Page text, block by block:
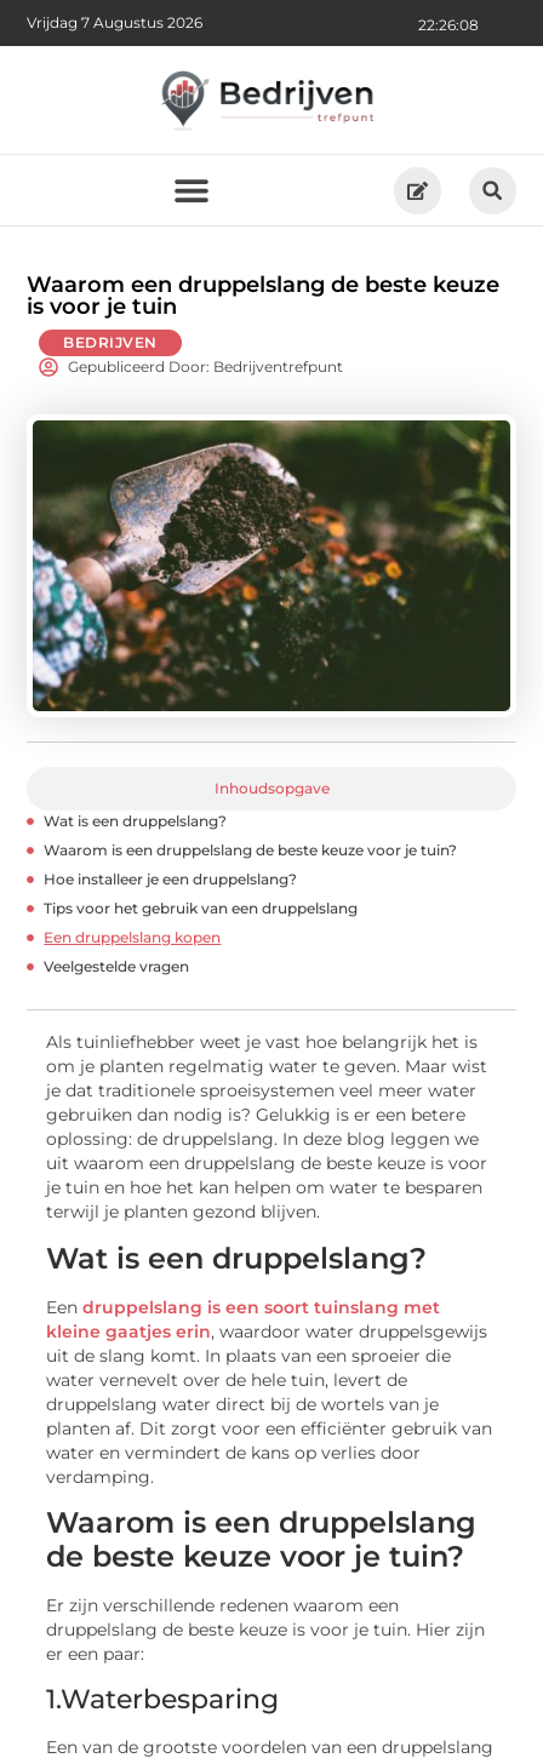
22:26:09
Vrijdag 7 Augustus 2026
Waarom een druppelslang de beste keuze
is voor je tuin
BEDRIJVEN
Gepubliceerd Door: Bedrijventrefpunt
Inhoudsopgave
Wat is een druppelslang?
Waarom is een druppelslang de beste keuze voor je tuin?
Hoe installeer je een druppelslang?
Tips voor het gebruik van een druppelslang
Een druppelslang kopen
Veelgestelde vragen
Als tuinliefhebber weet je vast hoe belangrijk het is
om je planten regelmatig water te geven. Maar wist
je dat traditionele sproeisystemen veel meer water
gebruiken dan nodig is? Gelukkig is er een betere
oplossing: de druppelslang. In deze blog leggen we
uit waarom een druppelslang de beste keuze is voor
je tuin en hoe het kan helpen om water te besparen
terwijl je planten gezond blijven.
Wat is een druppelslang?
Eendruppelslang is een soort tuinslang met
kleine gaatjes erin, waardoor water druppelsgewijs
uit de slang komt. In plaats van een sproeier die
water vernevelt over de hele tuin, levert de
druppelslang water direct bij de wortels van je
planten af. Dit zorgt voor een efficiënter gebruik van
water en vermindert de kans op verlies door
verdamping.
Waarom is een druppelslang
de beste keuze voor je tuin?
Er zijn verschillende redenen waarom een
druppelslang de beste keuze is voor je tuin. Hier zijn
er een paar:
1.Waterbesparing
Een van de grootste voordelen van een druppelslang